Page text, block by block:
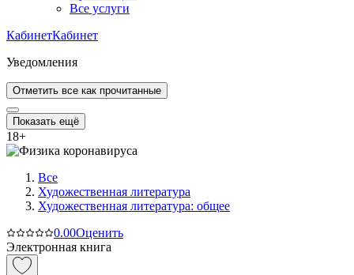
Все услуги
КабинетКабинет
Уведомления
Отметить все как прочитанные
Показать ещё
18+
Все
Художественная литература
Художественная литература: общее
0.00Оценить
Электронная книга